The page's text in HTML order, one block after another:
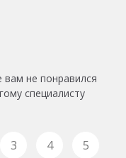
вам не понравился
специалисту
3 4 5